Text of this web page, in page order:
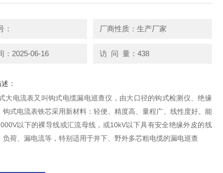
： 厂商性质：生产厂家
：2025-06-16 访 问 量：438
：
大电流表又叫钩式电缆漏电巡查仪，由大口径的钩式检测仪、绝缘
钩式电流表铁芯采用新材料：轻便、精度高、量程广、线性度好。能
以下的裸导线或汇流母线，或10kV以下具有安全绝缘外皮的线
负荷、漏电流等，特别适用于井下、野外多芯粗电缆的漏电巡查